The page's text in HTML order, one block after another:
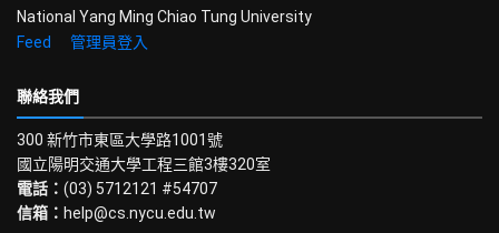
National Yang Ming Chiao Tung University
Feed
管理員登入
聯絡我們
300 新竹市東區大學路1001號
國立陽明交通大學工程三館3樓320室
電話： (03) 5712121 #54707
信箱： help@cs.nycu.edu.tw